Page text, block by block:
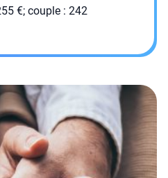
€; couple : 242